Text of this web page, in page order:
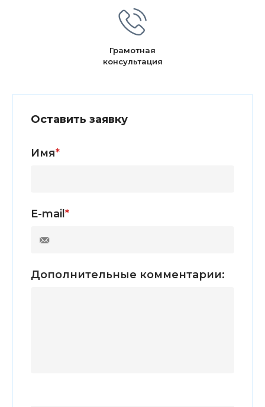
Грамотная
консультация
Оставить заявку
Имя*
E-mail *
Дополнительные комментарии: